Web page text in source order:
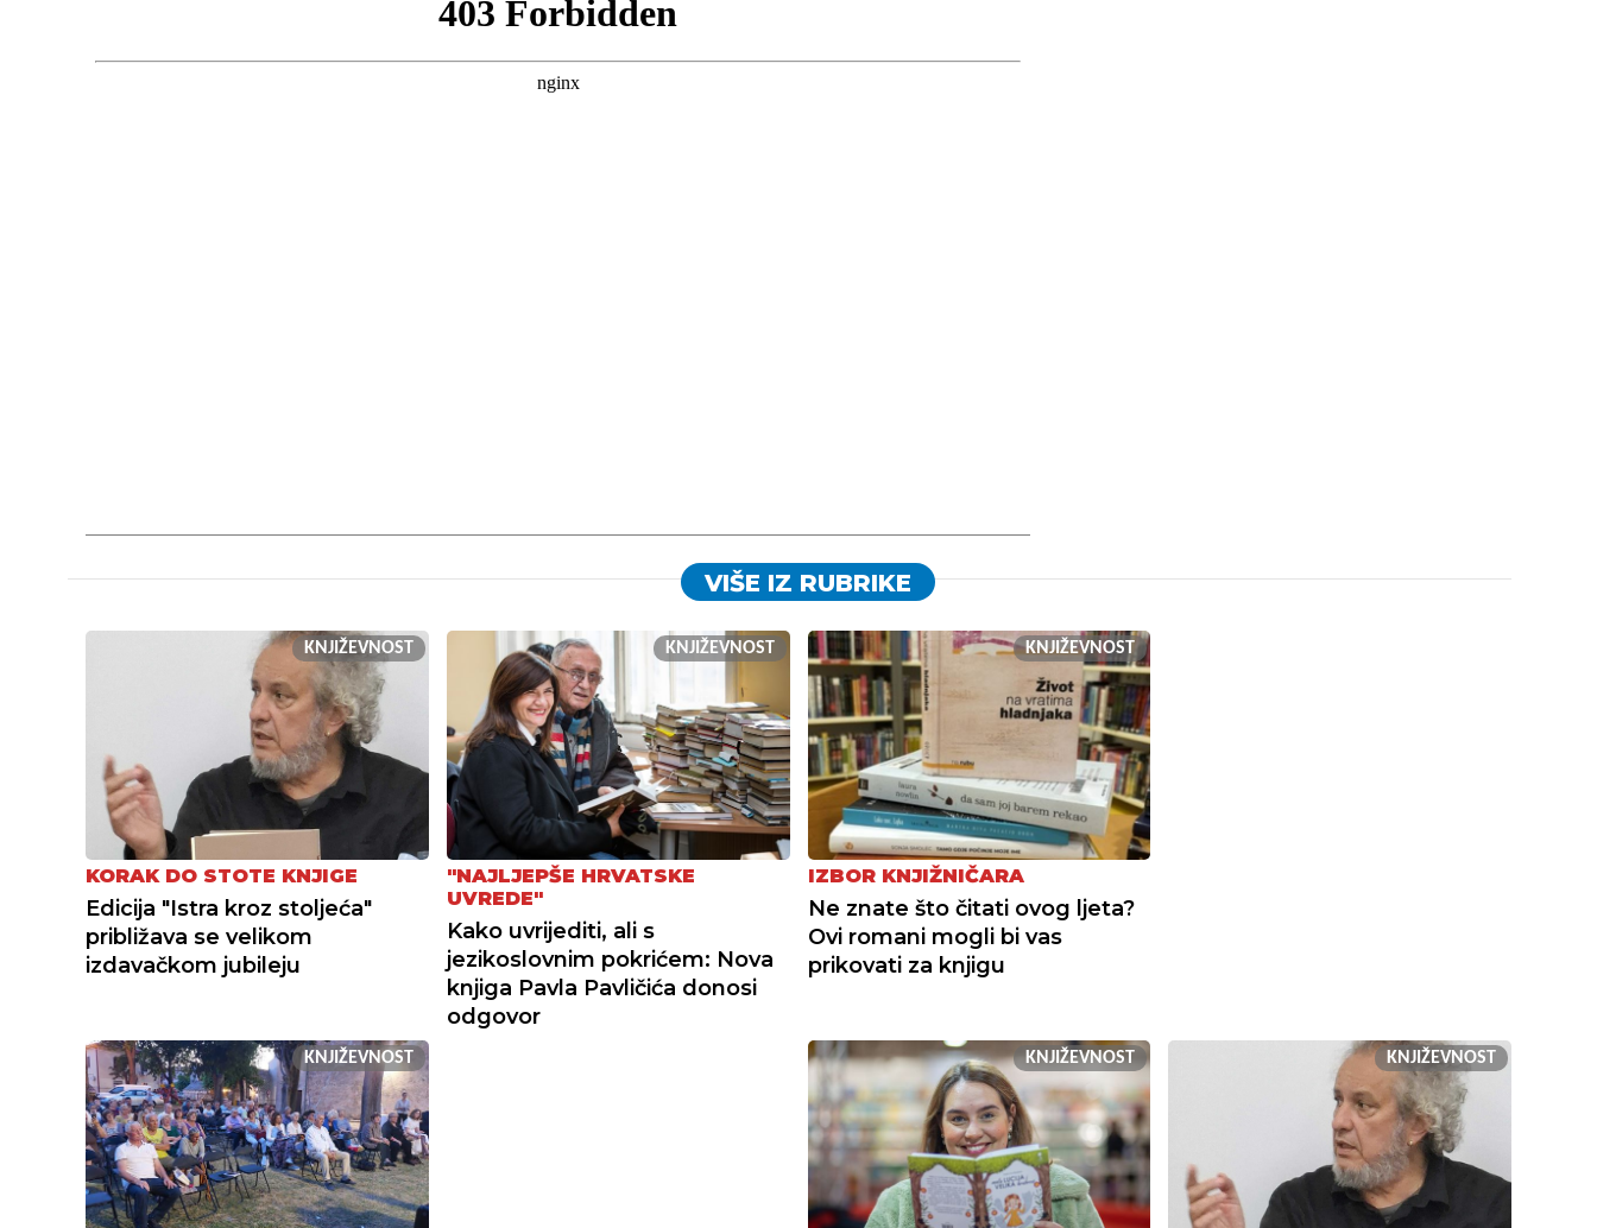
VIŠE IZ RUBRIKE
KNJIŽEVNOST
KORAK DO STOTE KNJIGE
Edicija "Istra kroz stoljeća"
približava se velikom
izdavačkom jubileju
KNJIŽEVNOST
"NAJLJEPŠE HRVATSKE
UVREDE"
Kako uvrijediti, ali s
jezikoslovnim pokrićem: Nova
knjiga Pavla Pavličića donosi
odgovor
KNJIŽEVNOST
IZBOR KNJIŽNIČARA
Ne znate što čitati ovog ljeta?
Ovi romani mogli bi vas
prikovati za knjigu
KNJIŽEVNOST KNJIŽEVNOST KNJIŽEVNOST